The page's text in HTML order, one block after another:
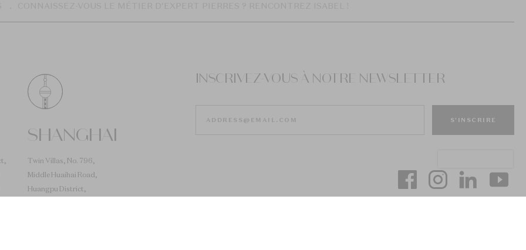
SHANGHAI
Twin Villas, No. 796,
Middle Huaihai Road,
Huangpu District,
INSCRIVEZ-VOUS À NOTRE NEWSLETTER
S'INSCRIRE